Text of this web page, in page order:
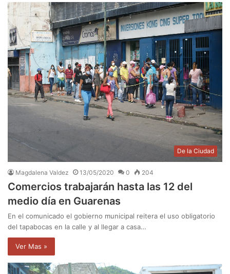
De la Ciudad
Magdalena Valdez 13/05/2020 0 204
Comercios trabajarán hasta las 12 del
medio día en Guarenas
En el comunicado el gobierno municipal reitera el uso obligatorio
del tapabocas en la calle y al llegar a casa…
Ver Mas »